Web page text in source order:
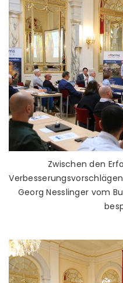
Zwischen den
Georg Nesslinger vom